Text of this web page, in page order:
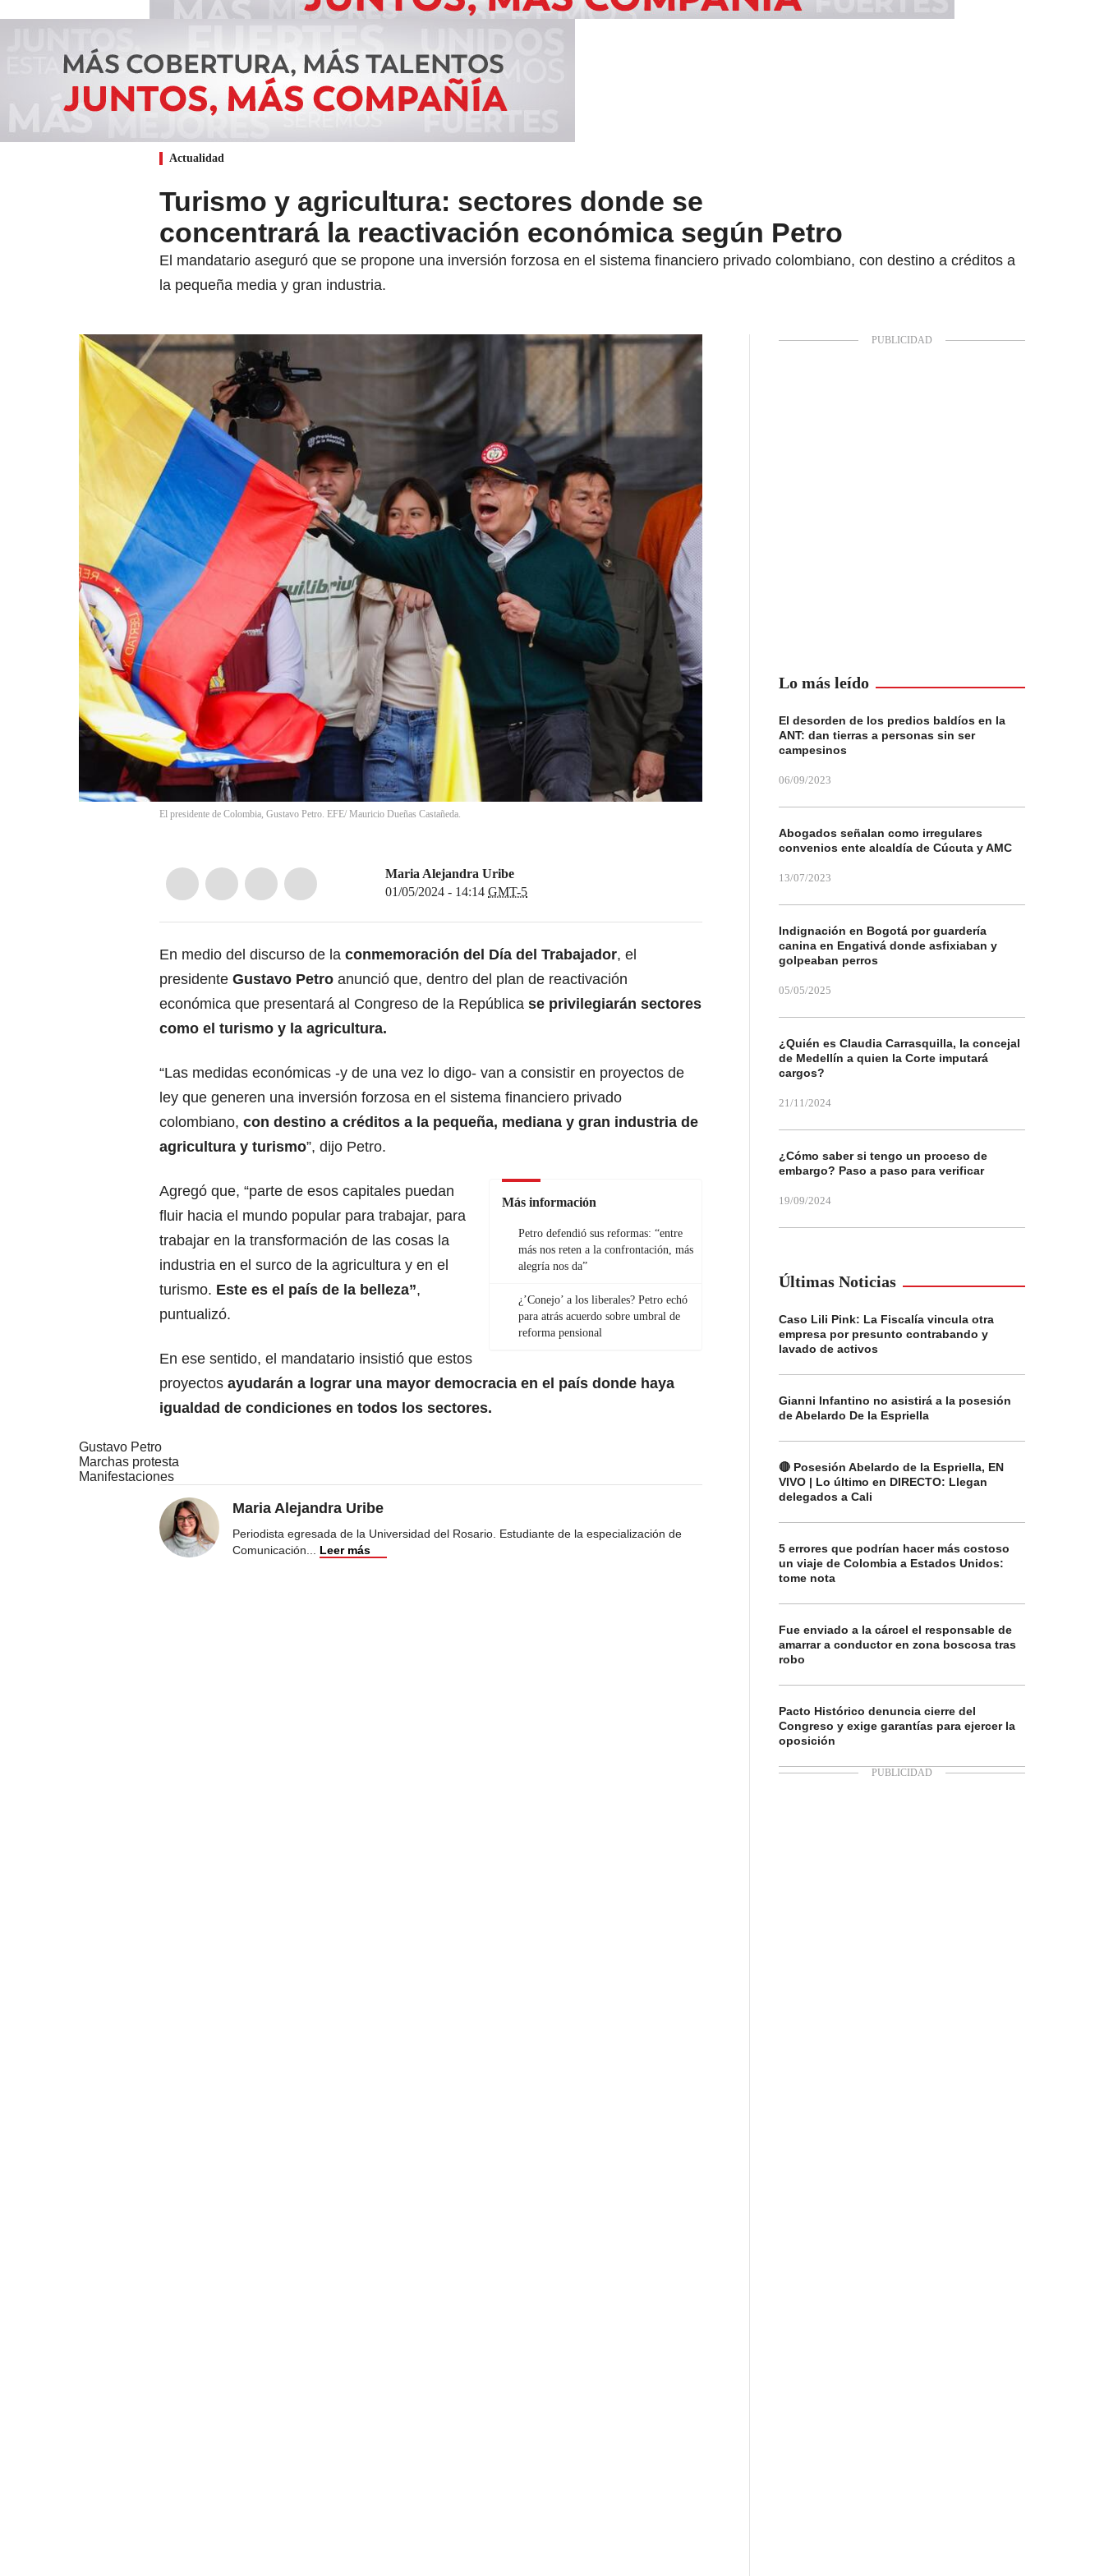
Actualidad
Turismo y agricultura: sectores donde se
concentrará la reactivación económica según Petro
El mandatario aseguró que se propone una inversión forzosa en el sistema financiero privado colombiano, con destino a créditos a
la pequeña media y gran industria.
El presidente de Colombia, Gustavo Petro. EFE/ Mauricio Dueñas Castañeda.
Maria Alejandra Uribe
01/05/2024 - 14:14 GMT-5
En medio del discurso de la conmemoración del Día del Trabajador, el
presidente Gustavo Petro anunció que, dentro del plan de reactivación
económica que presentará al Congreso de la República se privilegiarán sectores
como el turismo y la agricultura.
“Las medidas económicas -y de una vez lo digo- van a consistir en proyectos de
ley que generen una inversión forzosa en el sistema financiero privado
colombiano, con destino a créditos a la pequeña, mediana y gran industria de
agricultura y turismo”, dijo Petro.
Más información
Petro defendió sus reformas: “entre
más nos reten a la confrontación, más
alegría nos da”
¿’Conejo’ a los liberales? Petro echó
para atrás acuerdo sobre umbral de
reforma pensional
Agregó que, “parte de esos capitales puedan
fluir hacia el mundo popular para trabajar, para
trabajar en la transformación de las cosas la
industria en el surco de la agricultura y en el
turismo. Este es el país de la belleza”,
puntualizó.
En ese sentido, el mandatario insistió que estos
proyectos ayudarán a lograr una mayor democracia en el país donde haya
igualdad de condiciones en todos los sectores.
Gustavo Petro
Marchas protesta
Manifestaciones
Maria Alejandra Uribe
Periodista egresada de la Universidad del Rosario. Estudiante de la especialización de
Comunicación... Leer más
Lo más leído
El desorden de los predios baldíos en la
ANT: dan tierras a personas sin ser
campesinos
06/09/2023
Abogados señalan como irregulares
convenios ente alcaldía de Cúcuta y AMC
13/07/2023
Indignación en Bogotá por guardería
canina en Engativá donde asfixiaban y
golpeaban perros
05/05/2025
¿Quién es Claudia Carrasquilla, la concejal
de Medellín a quien la Corte imputará
cargos?
21/11/2024
¿Cómo saber si tengo un proceso de
embargo? Paso a paso para verificar
19/09/2024
Últimas Noticias
Caso Lili Pink: La Fiscalía vincula otra
empresa por presunto contrabando y
lavado de activos
Gianni Infantino no asistirá a la posesión
de Abelardo De la Espriella
🔴 Posesión Abelardo de la Espriella, EN
VIVO | Lo último en DIRECTO: Llegan
delegados a Cali
5 errores que podrían hacer más costoso
un viaje de Colombia a Estados Unidos:
tome nota
Fue enviado a la cárcel el responsable de
amarrar a conductor en zona boscosa tras
robo
Pacto Histórico denuncia cierre del
Congreso y exige garantías para ejercer la
oposición